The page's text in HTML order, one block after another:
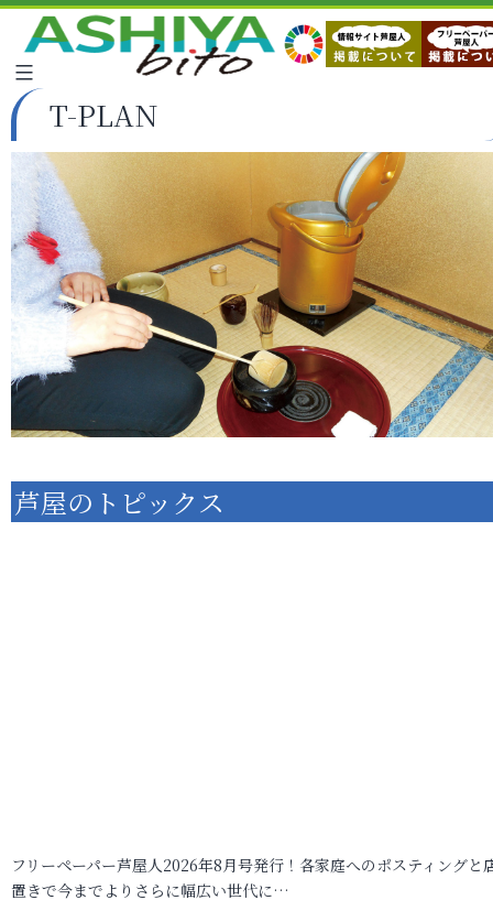
T-PLAN
芦屋のトピックス
フリーペーパー芦屋人2026年8月号発行！各家庭へのポスティングと
置きで今までよりさらに幅広い世代に…